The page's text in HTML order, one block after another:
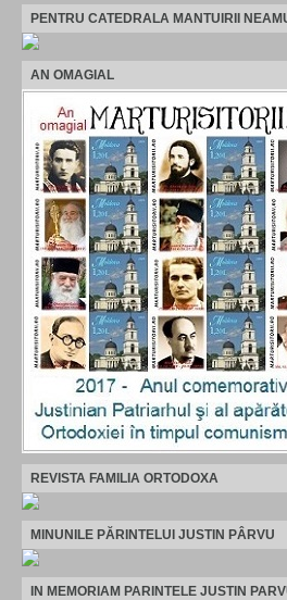
PENTRU CATEDRALA MANTUIRII
AN OMAGIAL
REVISTA FAMILIA ORTODOXA
MINUNILE PĂRINTELUI JUSTIN PÂRVU
IN MEMORIAM PARINTELE JUSTIN